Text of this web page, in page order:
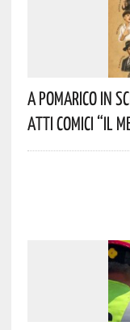
A Pomarico In
Atti Comici “Il